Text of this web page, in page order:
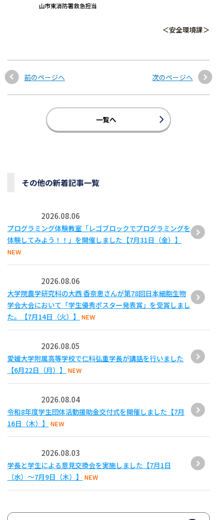
山市東消防署救急担当
＜安全環境課＞
前のページへ 次のページへ
一覧へ
その他の新着記事一覧
2026.08.06
プログラミング体験教室「レゴブロックでプログラミングを
体験してみよう！！」を開催しました【7月31日（金）】
NEW
2026.08.06
大学院農学研究科の大西 香奈恵さんが第78回日本細胞生物
学会大会において「学生優秀ポスター発表賞」を受賞しまし
た。【7月14日（火）】
NEW
2026.08.05
愛媛大学附属高等学校で仁科弘重学長が講話を行いました
【6月22日（月）】
NEW
2026.08.04
令和8年度学生団体活動援助金交付式を開催しました【7月
16日（木）】
NEW
2026.08.03
学長と学生による意見交換会を実施しました【7月1日
（水）～7月9日（木）】
NEW